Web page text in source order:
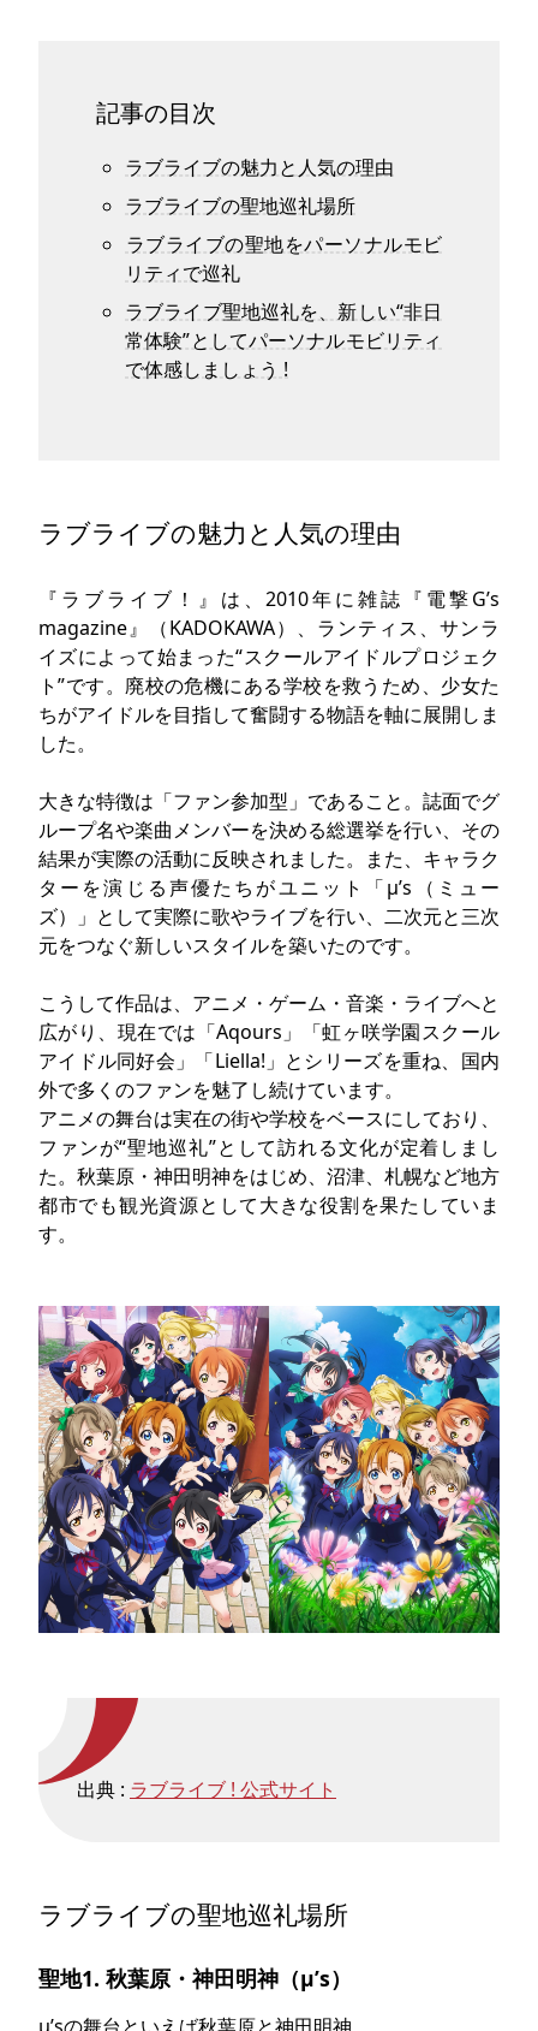
記事の目次
ラブライブの魅力と人気の理由
ラブライブの聖地巡礼場所
ラブライブの聖地をパーソナルモビ
リティで巡礼
ラブライブ聖地巡礼を、新しい“非日
常体験”としてパーソナルモビリティ
で体感しましょう !
ラブライブの魅力と人気の理由
『ラブライブ！』は、2010年に雑誌『電撃G’s
magazine』（KADOKAWA）、ランティス、サンラ
イズによって始まった“スクールアイドルプロジェク
ト”です。廃校の危機にある学校を救うため、少女た
ちがアイドルを目指して奮闘する物語を軸に展開しま
した。
大きな特徴は「ファン参加型」であること。誌面でグ
ループ名や楽曲メンバーを決める総選挙を行い、その
結果が実際の活動に反映されました。また、キャラク
ターを演じる声優たちがユニット「μ’s（ミュー
ズ）」として実際に歌やライブを行い、二次元と三次
元をつなぐ新しいスタイルを築いたのです。
こうして作品は、アニメ・ゲーム・音楽・ライブへと
広がり、現在では「Aqours」「虹ヶ咲学園スクール
アイドル同好会」「Liella!」とシリーズを重ね、国内
外で多くのファンを魅了し続けています。
アニメの舞台は実在の街や学校をベースにしており、
ファンが“聖地巡礼”として訪れる文化が定着しまし
た。秋葉原・神田明神をはじめ、沼津、札幌など地方
都市でも観光資源として大きな役割を果たしていま
す。
出典 : ラブライブ ! 公式サイト
ラブライブの聖地巡礼場所
聖地1. 秋葉原・神田明神（μ’s）